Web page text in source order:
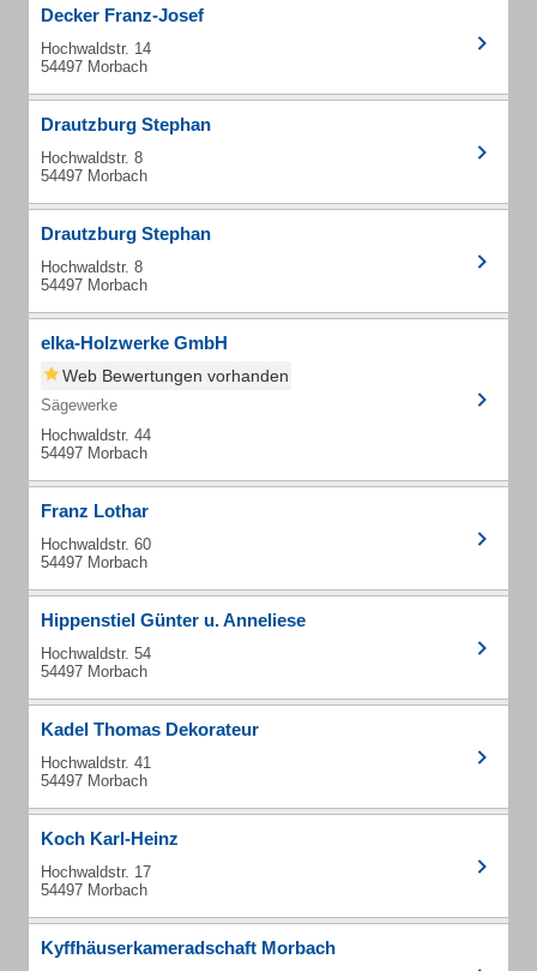
Decker Franz-Josef
Hochwaldstr. 14
54497 Morbach
Drautzburg Stephan
Hochwaldstr. 8
54497 Morbach
Drautzburg Stephan
Hochwaldstr. 8
54497 Morbach
elka-Holzwerke GmbH
Web Bewertungen vorhanden
Sägewerke
Hochwaldstr. 44
54497 Morbach
Franz Lothar
Hochwaldstr. 60
54497 Morbach
Hippenstiel Günter u. Anneliese
Hochwaldstr. 54
54497 Morbach
Kadel Thomas Dekorateur
Hochwaldstr. 41
54497 Morbach
Koch Karl-Heinz
Hochwaldstr. 17
54497 Morbach
Kyffhäuserkameradschaft Morbach